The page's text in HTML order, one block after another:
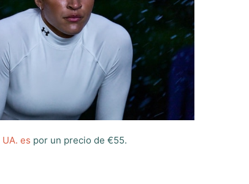
UA. es por un precio de €55.